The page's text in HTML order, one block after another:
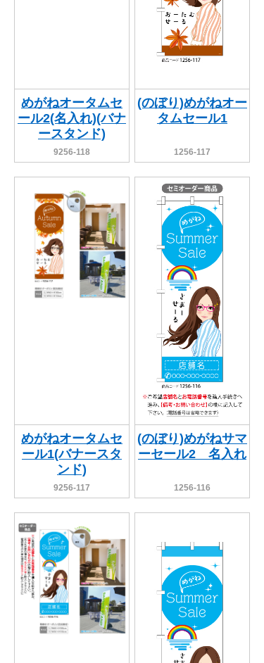
めがねオータムセ
ール2(名入れ)(バナ
ースタンド)
9256-118
(のぼり)めがねオー
タムセール1
1256-117
めがねオータムセ
ール1(バナースタ
ンド)
9256-117
(のぼり)めがねサマ
ーセール2 名入れ
1256-116